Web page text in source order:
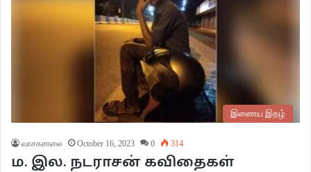
இணைய இதழ்
வாசகசாலை October 16, 2023 0 314
ம. இல. நடராசன் கவிதைகள்